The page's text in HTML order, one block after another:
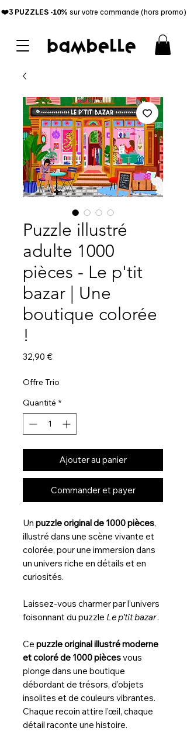
❤️3 PUZZLES -10% sur votre commande (hors promo)
Puzzle illustré
adulte 1000
pièces - Le p'tit
bazar | Une
boutique colorée
!
32,90 €Prix
Offre Trio
Quantité *
Ajouter au panier
Commander et payer
Un puzzle original de 1000 pièces,
illustré dans une scène vivante et
colorée, pour une immersion dans
un univers riche en détails et en
curiosités.
Laissez-vous charmer par l’univers
foisonnant du puzzle Le p’tit bazar.
Ce puzzle original illustré moderne
et coloré de 1000 piècesvous
plonge dans une boutique
débordant de trésors, d’objets
insolites et de couleurs vibrantes.
Chaque recoin attire l’œil, chaque
détail raconte une histoire.